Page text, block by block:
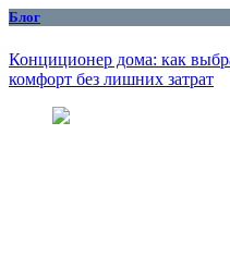
Блог
Конциционер дома: как
комфорт без лишних затрат